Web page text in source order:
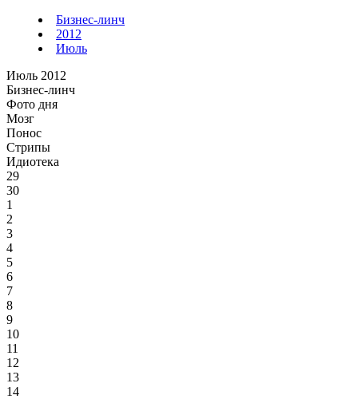
Бизнес-линч
2012
Июль
Июль 2012
Бизнес-линч
Фото дня
Мозг
Понос
Стрипы
Идиотека
29
30
1
2
3
4
5
6
7
8
9
10
11
12
13
14